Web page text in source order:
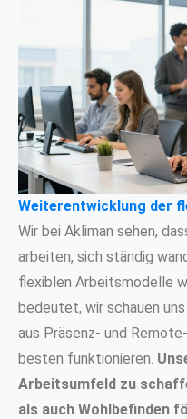
Weiterentwicklung der
Wir bei Akliman sehen,
arbeiten, sich ständig
flexiblen Arbeitsmodelle
bedeutet, wir schauen
aus Präsenz- und
besten funktionieren.
Arbeitsumfeld zu
als auch Wohlbefinden